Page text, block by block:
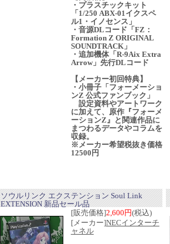
・プラスチックキット
「1/250 ABX-01イクスペ
ル1・イノセンス」
・音源DLコード「FZ：
Formation Z ORIGINAL
SOUNDTRACK」
・追加機体「R-9Aix Extra
Arrow」先行DLコード
【メーカー初回特典】
・小冊子「フォーメーショ
ンZ 公式ファンブック」
設定資料やアートワーク
に加えて、原作『フォーメ
ーションZ』と関連作品に
まつわるデータやコラムを
収録。
※メーカー希望税抜き価格
12500円
ソウルリンク エクステンション Soul Link
EXTENSION 新品セール品
[販売価格]2,600円(税込)
[メーカー]NECインターチ
ャネル